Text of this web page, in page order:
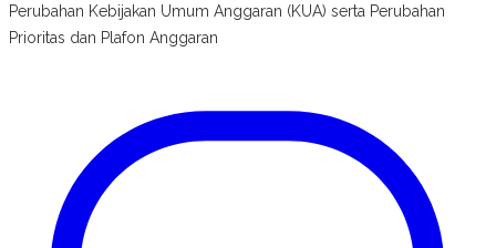
Perubahan Kebijakan Umum Anggaran (KUA) serta Perubahan
Prioritas dan Plafon Anggaran